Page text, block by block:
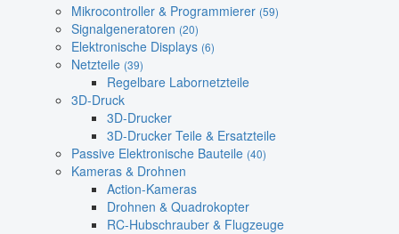
Mikrocontroller & Programmierer (59)
Signalgeneratoren (20)
Elektronische Displays (6)
Netzteile (39)
Regelbare Labornetzteile
3D-Druck
3D-Drucker
3D-Drucker Teile & Ersatzteile
Passive Elektronische Bauteile (40)
Kameras & Drohnen
Action-Kameras
Drohnen & Quadrokopter
RC-Hubschrauber & Flugzeuge